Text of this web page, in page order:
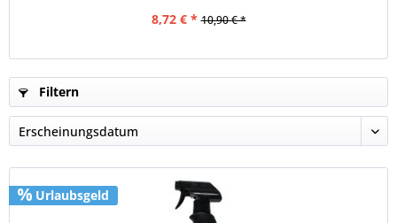
8,72 € * 10,90 € *
Filtern
Urlaubsgeld